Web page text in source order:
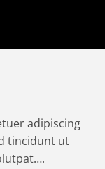
adipiscing
tincidunt ut